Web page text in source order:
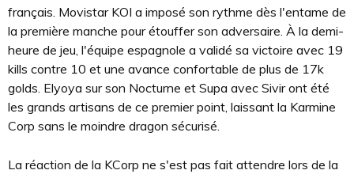
français. Movistar KOI a imposé son rythme dès l'entame de
la première manche pour étouffer son adversaire. À la demi-
heure de jeu, l'équipe espagnole a validé sa victoire avec 19
kills contre 10 et une avance confortable de plus de 17k
golds. Elyoya sur son Nocturne et Supa avec Sivir ont été
les grands artisans de ce premier point, laissant la Karmine
Corp sans le moindre dragon sécurisé.
La réaction de la KCorp ne s'est pas fait attendre lors de la